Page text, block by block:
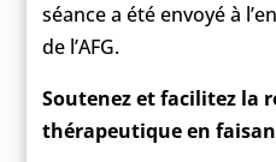
séance a été envoyé à
de l’AFG.
Soutenez et facilitez la
thérapeutique en